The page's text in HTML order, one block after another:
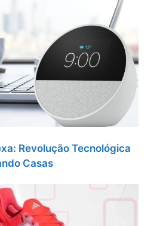
Revolução Tecnológica
Casas